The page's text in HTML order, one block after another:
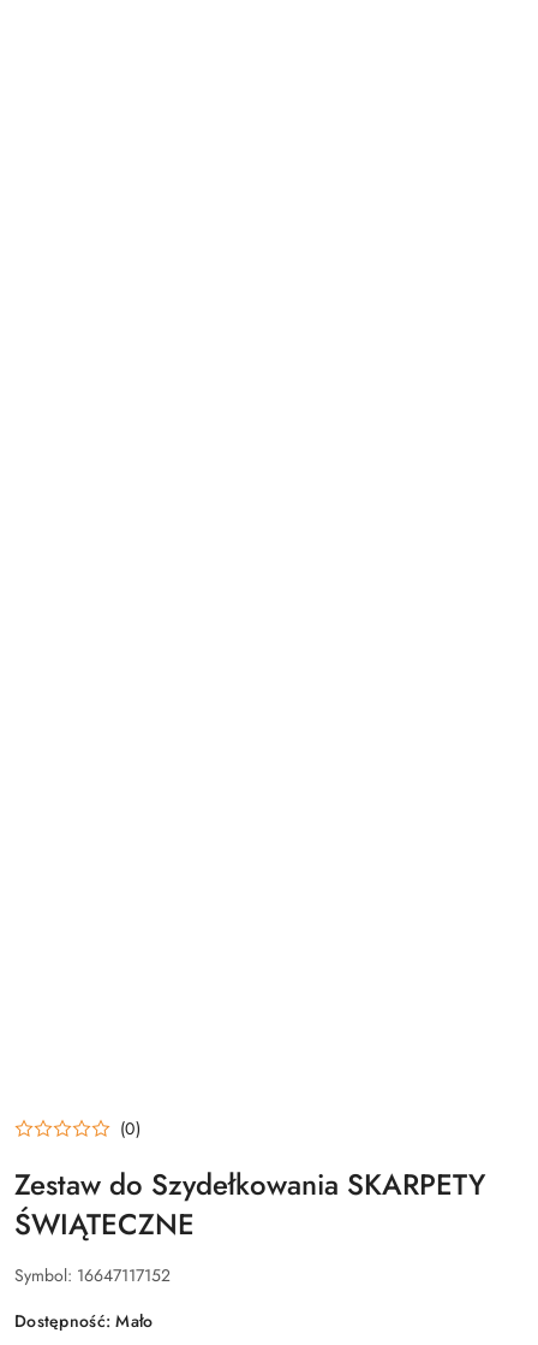
(0)
Zestaw do Szydełkowania SKARPETY
ŚWIĄTECZNE
Symbol: 16647117152
Dostępność:Mało